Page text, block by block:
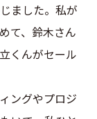
ました。私が
て、鈴木さん
くんがセール
ングやプロジ